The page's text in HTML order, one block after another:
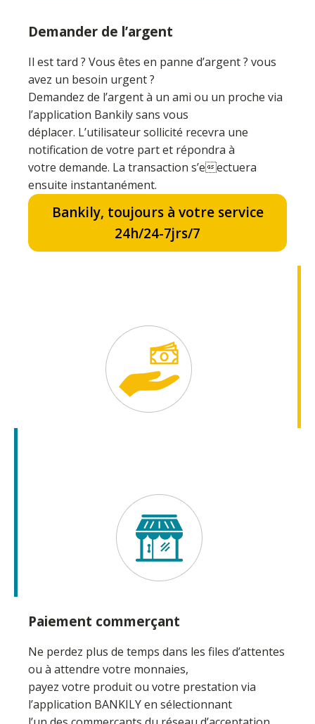
Demander de l’argent
Il est tard ? Vous êtes en panne d’argent ? vous
avez un besoin urgent ?
Demandez de l’argent à un ami ou un proche via
l’application Bankily sans vous
déplacer. L’utilisateur sollicité recevra une
notification de votre part et répondra à
votre demande. La transaction s’eectuera
ensuite instantanément.
Bankily, toujours à votre service
24h/24-7jrs/7
Paiement commerçant
Ne perdez plus de temps dans les files d’attentes
ou à attendre votre monnaies,
payez votre produit ou votre prestation via
l’application BANKILY en sélectionnant